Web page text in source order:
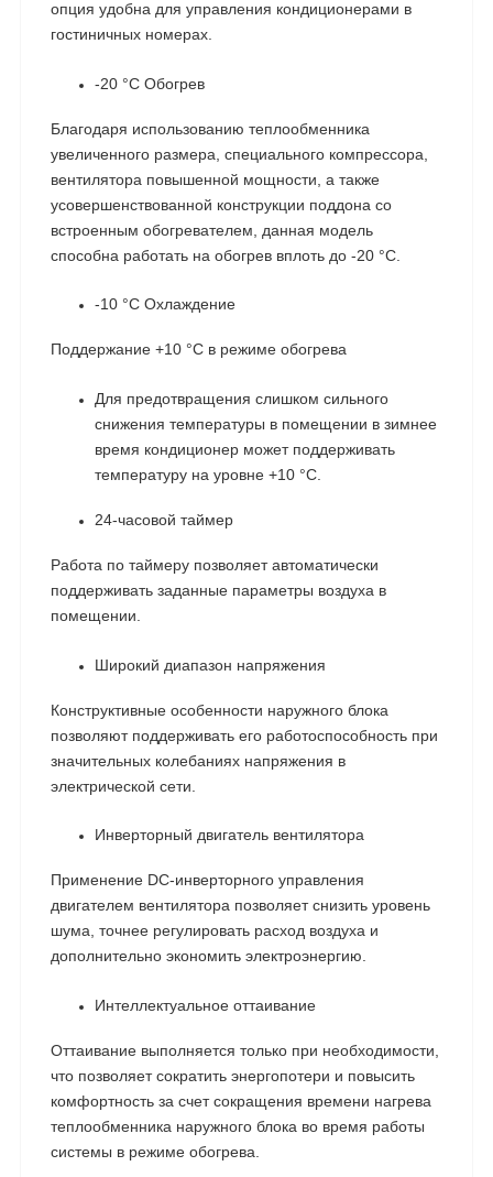
опция удобна для управления кондиционерами в
гостиничных номерах.
-20 °C Обогрев
Благодаря использованию теплообменника
увеличенного размера, специального компрессора,
вентилятора повышенной мощности, а также
усовершенствованной конструкции поддона со
встроенным обогревателем, данная модель
способна работать на обогрев вплоть до -20 °С.
-10 °C Охлаждение
Поддержание +10 °С в режиме обогрева
Для предотвращения слишком сильного
снижения температуры в помещении в зимнее
время кондиционер может поддерживать
температуру на уровне +10 °С.
24-часовой таймер
Работа по таймеру позволяет автоматически
поддерживать заданные параметры воздуха в
помещении.
Широкий диапазон напряжения
Конструктивные особенности наружного блока
позволяют поддерживать его работоспособность при
значительных колебаниях напряжения в
электрической сети.
Инверторный двигатель вентилятора
Применение DC-инверторного управления
двигателем вентилятора позволяет снизить уровень
шума, точнее регулировать расход воздуха и
дополнительно экономить электроэнергию.
Интеллектуальное оттаивание
Оттаивание выполняется только при необходимости,
что позволяет сократить энергопотери и повысить
комфортность за счет сокращения времени нагрева
теплообменника наружного блока во время работы
системы в режиме обогрева.